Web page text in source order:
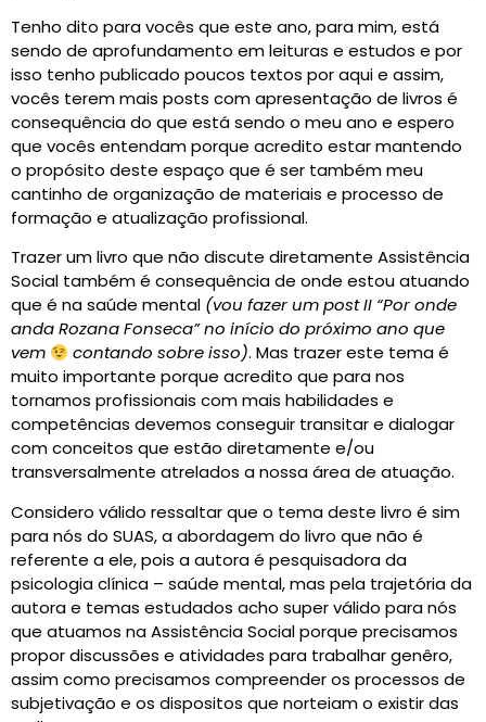
Tenho dito para vocês que este ano, para mim, está
sendo de aprofundamento em leituras e estudos e por
isso tenho publicado poucos textos por aqui e assim,
vocês terem mais posts com apresentação de livros é
consequência do que está sendo o meu ano e espero
que vocês entendam porque acredito estar mantendo
o propósito deste espaço que é ser também meu
cantinho de organização de materiais e processo de
formação e atualização profissional.
Trazer um livro que não discute diretamente Assistência
Social também é consequência de onde estou atuando
que é na saúde mental (vou fazer um post II “Por onde
anda Rozana Fonseca” no início do próximo ano que
vem
contando sobre isso). Mas trazer este tema é
muito importante porque acredito que para nos
tornamos profissionais com mais habilidades e
competências devemos conseguir transitar e dialogar
com conceitos que estão diretamente e/ou
transversalmente atrelados a nossa área de atuação.
Considero válido ressaltar que o tema deste livro é sim
para nós do SUAS, a abordagem do livro que não é
referente a ele, pois a autora é pesquisadora da
psicologia clínica – saúde mental, mas pela trajetória da
autora e temas estudados acho super válido para nós
que atuamos na Assistência Social porque precisamos
propor discussões e atividades para trabalhar genêro,
assim como precisamos compreender os processos de
subjetivação e os dispositos que norteiam o existir das